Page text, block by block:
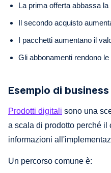
La prima offerta abbassa
Il secondo acquisto
I pacchetti aumentano il
Gli abbonamenti rendono
Esempio di
Prodotti digitali sono una
a scala di prodotto perché
informazioni
Un percorso comune è: